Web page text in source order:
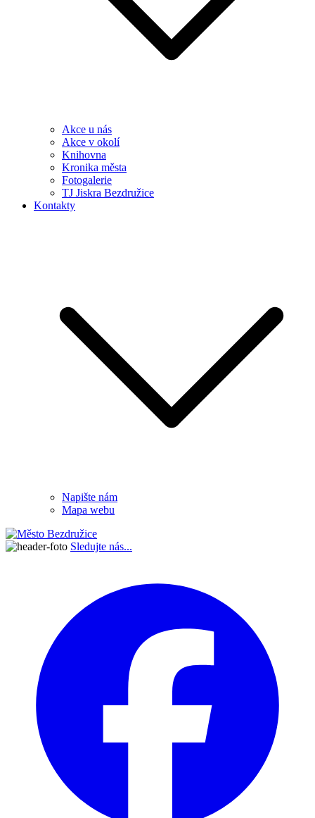
Akce u nás
Akce v okolí
Knihovna
Kronika města
Fotogalerie
TJ Jiskra Bezdružice
Kontakty
Napište nám
Mapa webu
Sledujte nás...